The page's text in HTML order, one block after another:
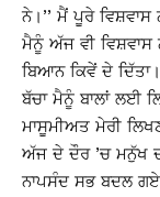
ਨੇ।’’ ਮੈਂ ਪੂਰੇ ਵਿਸ਼ਵਾਸ
ਮੈਨੂੰ ਅੱਜ ਵੀ ਵਿਸ਼ਵਾਸ
ਬਿਆਨ ਕਿਵੇਂ ਦੇ
ਬੱਚਾ ਮੈਨੂੰ ਬਾਲਾਂ ਲਈ
ਮਾਸੂਮੀਅਤ ਮੇਰੀ
ਅੱਜ ਦੇ ਦੌਰ ’ਚ ਮਨੁੱਖ
ਨਾਪਸੰਦ ਸਭ ਬਦਲ